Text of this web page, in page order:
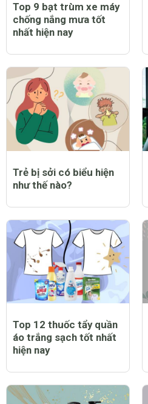
Top 9 bạt trùm xe máy
chống nắng mưa tốt
nhất hiện nay
Trẻ bị sởi có biểu hiện
như thế nào?
Top 12 thuốc tẩy quần
áo trắng sạch tốt nhất
hiện nay